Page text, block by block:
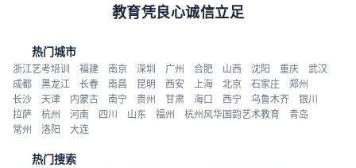
教育凭良心诚信立足
热门城市
浙江艺考培训 福建 南京 深圳 广州 合肥 山西 沈阳 重庆
武汉
成都
黑龙江 长春 南昌 昆明 西安 上海 北京 石家庄
郑州
长沙
天津 内蒙古 南宁 贵州 甘肃 海口 西宁 乌鲁木齐
银川
拉萨
杭州 河南 四川 山东 福州 杭州风华国韵艺术教育
青岛
常州
洛阳 大连
热门搜索